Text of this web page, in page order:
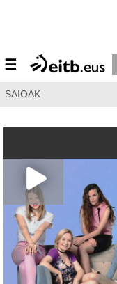
☰
SAIOAK